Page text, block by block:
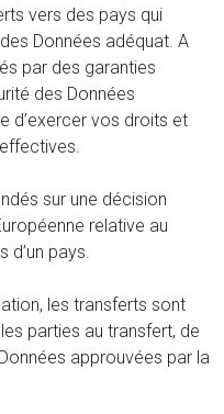
vers des pays qui
Données adéquat. A
par des garanties
des Données
d’exercer vos droits et
sur une décision
relative au
pays.
les transferts sont
parties au transfert, de
approuvées par la